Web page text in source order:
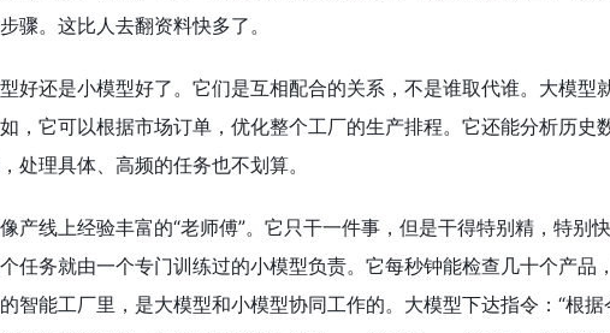
骤。这比人去翻资料快多了。
好还是小模型好了。它们是互相配合的关系，不是谁取代谁。大模型
，它可以根据市场订单，优化整个工厂的生产排程。它还能分析历史
处理具体、高频的任务也不划算。
产线上经验丰富的“老师傅”。它只干一件事，但是干得特别精，特别
任务就由一个专门训练过的小模型负责。它每秒钟能检查几十个产品
智能工厂里，是大模型和小模型协同工作的。大模型下达指令：“根